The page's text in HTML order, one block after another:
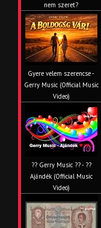
nem szeret?
Gyere velem szerencse -
Gerry Music (Official Music
Video)
?? Gerry Music ?? - ??
Ajándék (Official Music
Video)